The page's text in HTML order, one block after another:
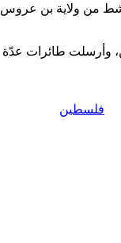
الشط من ولاية بن عروس
وأرسلت طائرات عدّة
فلسطين